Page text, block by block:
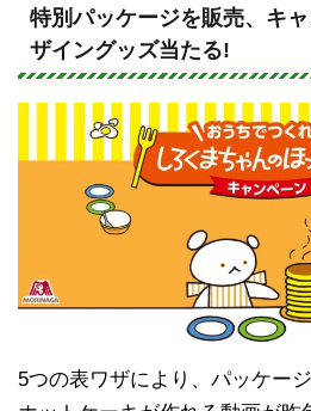
e
c
e
b
o
o
特別パッケージを販売、キ
ザイングッズ当たる!
5つの表ワザにより、パッケー